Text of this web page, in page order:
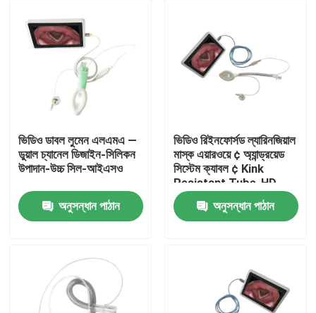
ভিডিও ডাবল লুমেন এলএমএ —
ডুয়াল চ্যানেল ডিজাইন-সিলিকন
উপাদান-উচ্চ সিল-আইএসও
অনুসন্ধান পাঠান
ভিডিও রিইনফোর্সড ল্যারিনজিয়াল
মাস্ক এয়ারওয়ে ¢ অ্যান্ড্রয়েড
সিস্টেম ক্যাবল ¢ Kink
Resistant Tube-HD
Camera-ISO
অনুসন্ধান পাঠান